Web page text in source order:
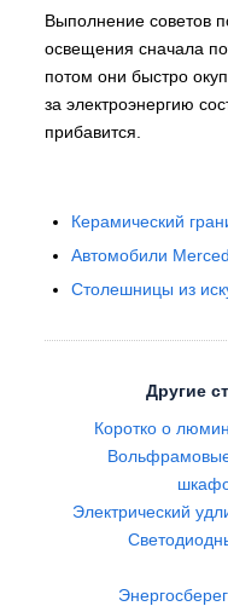
Выполнение советов
освещения сначала
потом они быстро
за электроэнергию
прибавится.
Керамический
Автомобили
Столешницы из
Другие
Коротко о
Электрический